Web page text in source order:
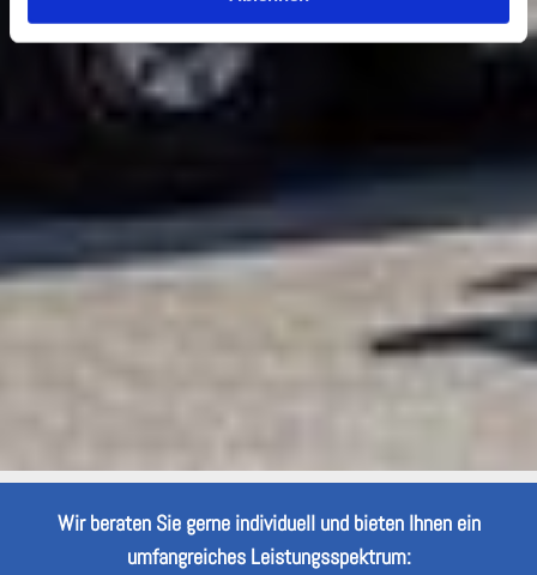
Wir beraten Sie gerne individuell und bieten Ihnen ein
umfangreiches Leistungsspektrum: